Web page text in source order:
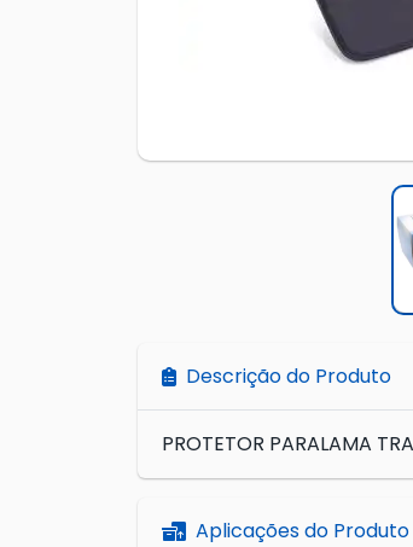
Descrição do Produto
PROTETOR PARALAMA
Aplicações do Produto